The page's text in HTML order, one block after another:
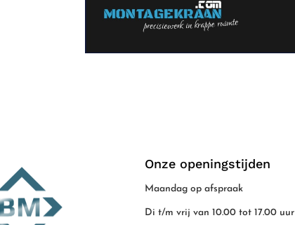
Onze openingstijden
Maandag op afspraak
Di t/m vrij van 10.00 tot 17.00 uur